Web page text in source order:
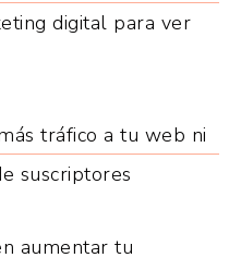
digital para ver
tráfico a tu web ni
suscriptores
aumentar tu